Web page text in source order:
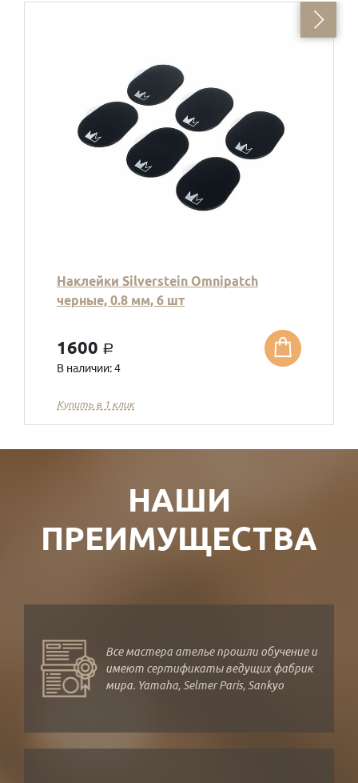
Наклейки Silverstein Omnipatch
черные, 0.8 мм, 6 шт
1600 a
В наличии: 4
Купить в 1 клик
НАШИ
ПРЕИМУЩЕСТВА
Все мастера ателье прошли обучение и
имеют сертификаты ведущих фабрик
мира. Yamaha, Selmer Paris, Sankyo